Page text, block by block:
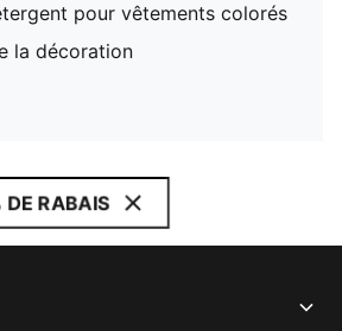
pour vêtements colorés
la décoration
RABAIS